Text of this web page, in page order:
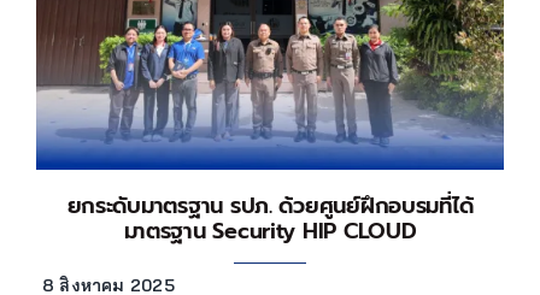
ยกระดับมาตรฐาน รปภ. ด้วยศูนย์ฝึกอบรมที่ได้
มาตรฐาน Security HIP CLOUD
8 สิงหาคม 2025